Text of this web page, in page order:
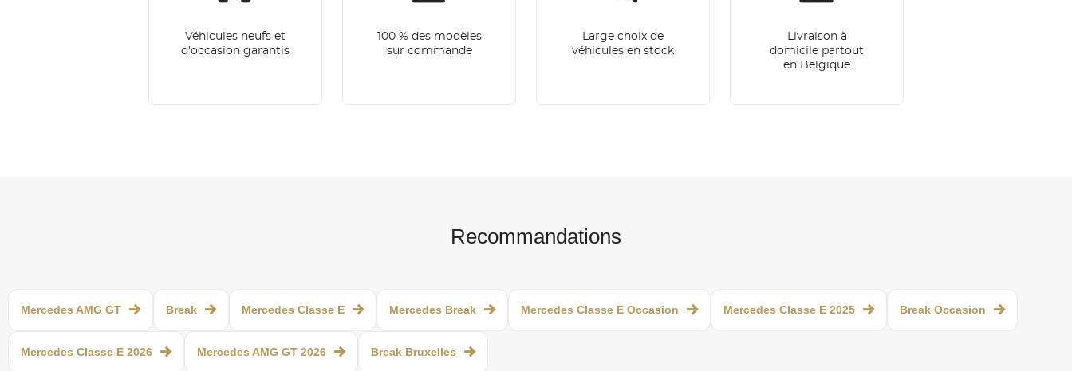
Véhicules neufs et
d'occasion garantis
100 % des modèles
sur commande
Large choix de
véhicules en stock
Livraison à
domicile partout
en Belgique
Recommandations
Mercedes AMG GT Break Mercedes Classe E Mercedes Break Mercedes Classe E Occasion Mercedes Classe E 2025 Break Occasion
Mercedes Classe E 2026 Mercedes AMG GT 2026 Break Bruxelles